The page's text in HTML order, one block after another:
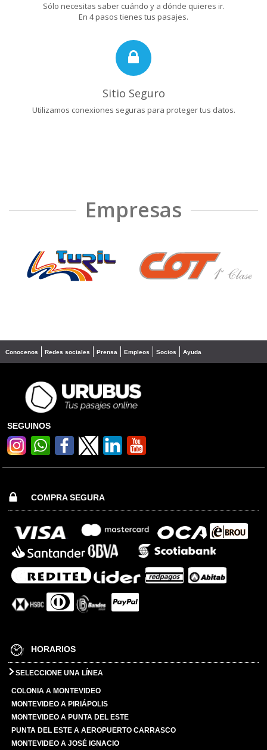
Sólo necesitas saber cuándo y a dónde quieres ir.
En 4 pasos tienes tus pasajes.
Sitio Seguro
Utilizamos conexiones seguras para proteger tus datos.
Empresas
❮ ❯
Conocenos Redes sociales Prensa Empleos Socios Ayuda
SEGUINOS
COMPRA SEGURA
HORARIOS
SELECCIONE UNA LÍNEA
COLONIA A MONTEVIDEO
MONTEVIDEO A PIRIÁPOLIS
MONTEVIDEO A PUNTA DEL ESTE
PUNTA DEL ESTE A AEROPUERTO CARRASCO
MONTEVIDEO A JOSÉ IGNACIO